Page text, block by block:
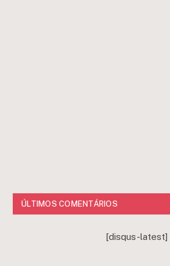
ÚLTIMOS COMENTÁRIOS
[disqus-latest]